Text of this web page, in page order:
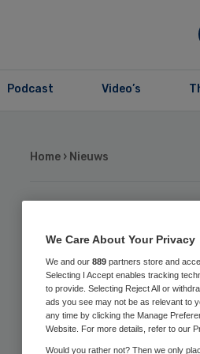
Podcast Video’s
Home › Nieuws
ZMF14
We Care About Your Privacy
We and our 889 partners store and
Selecting I Accept enables tracking
to provide. Selecting Reject All or
ads you see may not be as relevant to
any time by clicking the Manage
Website. For more details, refer to our
Would you rather not? Then we only